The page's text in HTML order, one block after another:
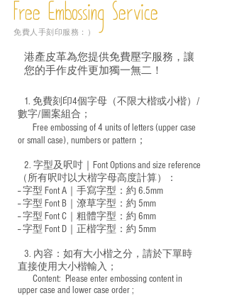
Free Embossing Service
免費人手刻印服務：）
港產皮革為您提供免費壓字服務，讓
您的手作皮件更加獨一無二！
1. 免費刻印4個字母（不限大楷或小楷）/
數字/圖案組合；
Free embossing of 4 units of letters (upper case
or small case), numbers or pattern；
2. 字型及呎吋｜ Font Options and size reference
（所有呎吋以大楷字母高度計算）：
-- 字型 Font A｜手寫字型：約 6.5mm
-- 字型 Font B｜潦草字型： 約 5mm
-- 字型 Font C｜粗體字型：約 6mm
-- 字型 Font D｜正楷字型： 約 5mm
3. 內容：如有大小楷之分，請於下單時
直接使用大小楷輸入；
​ Content: Please enter embossing content in
upper case and lower case order ;